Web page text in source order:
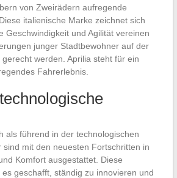
von Zweirädern aufregende
italienische Marke zeichnet sich
Geschwindigkeit und Agilität vereinen
junger Stadtbewohner auf der
werden. Aprilia steht für ein
Fahrerlebnis.
als führend in der technologischen
sind mit den neuesten Fortschritten in
Komfort ausgestattet. Diese
geschafft, ständig zu innovieren und